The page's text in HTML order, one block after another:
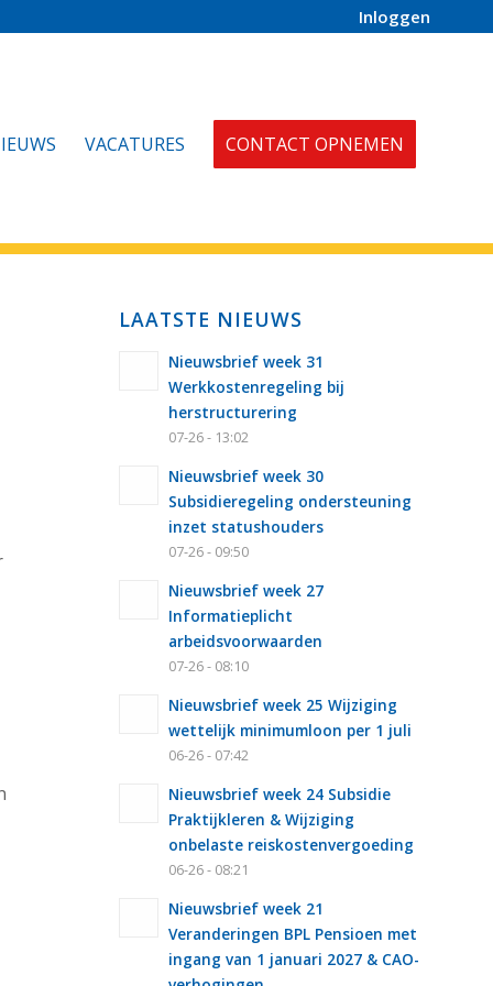
Inloggen
VACATURES CONTACT OPNEMEN
LAATSTE NIEUWS
Nieuwsbrief week 31
Werkkostenregeling bij
herstructurering
07-26 - 13:02
Nieuwsbrief week 30
Subsidieregeling ondersteuning
inzet statushouders
07-26 - 09:50
Nieuwsbrief week 27
Informatieplicht
arbeidsvoorwaarden
07-26 - 08:10
Nieuwsbrief week 25 Wijziging
wettelijk minimumloon per 1 juli
06-26 - 07:42
Nieuwsbrief week 24 Subsidie
Praktijkleren & Wijziging
onbelaste reiskostenvergoeding
06-26 - 08:21
Nieuwsbrief week 21
Veranderingen BPL Pensioen met
ingang van 1 januari 2027 & CAO-